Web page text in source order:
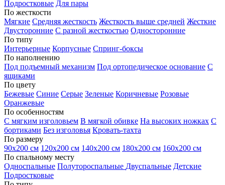
Подростковые Для пары
По жесткости
Мягкие Средняя жесткость Жесткость выше средней Жесткие
Двусторонние С разной жесткостью Односторонние
По типу
Интерьерные Корпусные Спринг-боксы
По наполнению
Под подъемный механизм Под ортопедическое основание С
ящиками
По цвету
Бежевые Синие Серые Зеленые Коричневые Розовые
Оранжевые
По особенностям
С мягким изголовьем В мягкой обивке На высоких ножках С
бортиками Без изголовья Кровать-тахта
По размеру
90х200 см 120х200 см 140х200 см 180х200 см 160х200 см
По спальному месту
Односпальные Полутороспальные Двуспальные Детские
Подростковые